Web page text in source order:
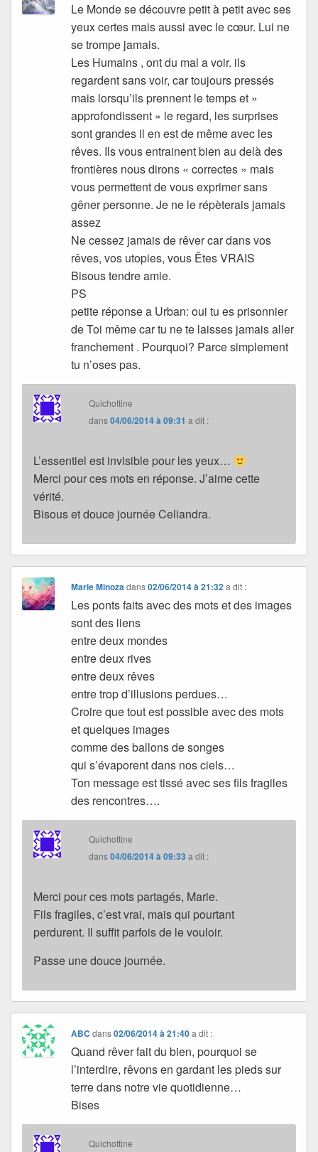
Le Monde se découvre petit à petit avec ses
yeux certes mais aussi avec le cœur. Lui ne
se trompe jamais.
Les Humains , ont du mal a voir. ils
regardent sans voir, car toujours pressés
mais lorsqu’ils prennent le temps et »
approfondissent » le regard, les surprises
sont grandes il en est de même avec les
rêves. Ils vous entrainent bien au delà des
frontières nous dirons « correctes » mais
vous permettent de vous exprimer sans
gêner personne. Je ne le répèterais jamais
assez
Ne cessez jamais de rêver car dans vos
rêves, vos utopies, vous Êtes VRAIS
Bisous tendre amie.
PS
petite réponse a Urban: oui tu es prisonnier
de Toi même car tu ne te laisses jamais aller
franchement . Pourquoi? Parce simplement
tu n’oses pas.
Quichottine
dans04/06/2014 à 09:31 a dit :
L’essentiel est invisible pour les yeux…
Merci pour ces mots en réponse. J’aime cette
vérité.
Bisous et douce journée Celiandra.
Marie Minozadans02/06/2014 à 21:32 a dit :
Les ponts faits avec des mots et des images
sont des liens
entre deux mondes
entre deux rives
entre deux rêves
entre trop d’illusions perdues…
Croire que tout est possible avec des mots
et quelques images
comme des ballons de songes
qui s’évaporent dans nos ciels…
Ton message est tissé avec ses fils fragiles
des rencontres….
Quichottine
dans04/06/2014 à 09:33 a dit :
Merci pour ces mots partagés, Marie.
Fils fragiles, c’est vrai, mais qui pourtant
perdurent. Il suffit parfois de le vouloir.
Passe une douce journée.
ABC dans02/06/2014 à 21:40 a dit :
Quand rêver fait du bien, pourquoi se
l’interdire, rêvons en gardant les pieds sur
terre dans notre vie quotidienne…
Bises
Quichottine